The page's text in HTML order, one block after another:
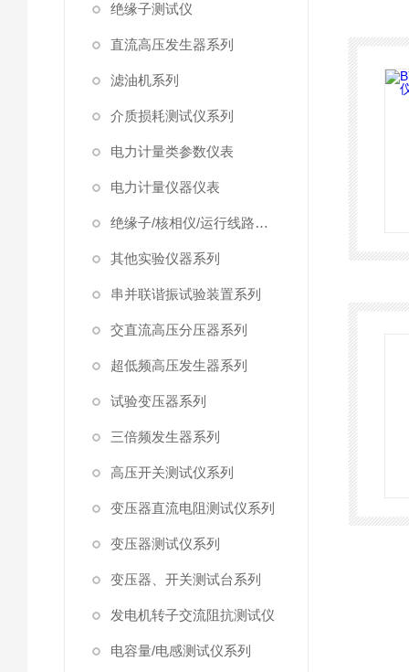
绝缘子测试仪
直流高压发生器系列
滤油机系列
介质损耗测试仪系列
电力计量类参数仪表
电力计量仪器仪表
绝缘子/核相仪/运行线路试验仪器
其他实验仪器系列
串并联谐振试验装置系列
交直流高压分压器系列
超低频高压发生器系列
试验变压器系列
三倍频发生器系列
高压开关测试仪系列
变压器直流电阻测试仪系列
变压器测试仪系列
变压器、开关测试台系列
发电机转子交流阻抗测试仪
电容量/电感测试仪系列